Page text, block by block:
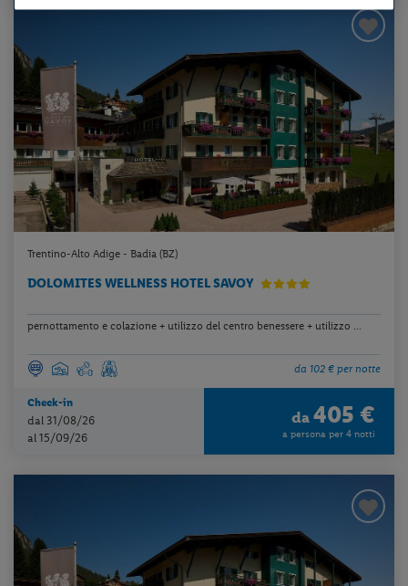
Trentino-Alto Adige - Badia (BZ)
DOLOMITES WELLNESS HOTEL SAVOY
pernottamento e colazione + utilizzo del centro benessere + utilizzo ...
da 102 € per notte
Check-in
dal 31/08/26
al 15/09/26
da 405 €
a persona per 4 notti